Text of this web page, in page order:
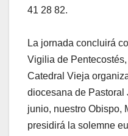
41 28 82.
La jornada concluirá
Vigilia de
Catedral Vieja
diocesana de Pastoral
junio, nuestro Obispo,
presidirá la solemne